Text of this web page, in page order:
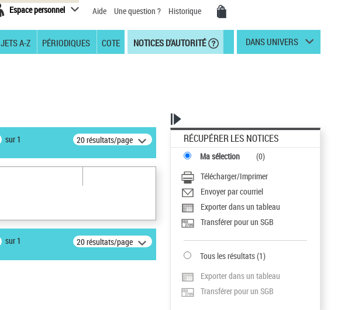
Espace personnel Aide Une question ? Historique
A-Z PÉRIODIQUES COTE NOTICES D'AUTORITÉ DANS UNIVERS
sur 1 20 résultats/page
sur 1 20 résultats/page
RÉCUPÉRER LES NOTICES
Ma sélection (0)
Télécharger/Imprimer
Envoyer par courriel
Exporter dans un tableau
Transférer pour un SGB
Tous les résultats(1)
Exporter dans un tableau
Transférer pour un SGB